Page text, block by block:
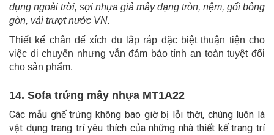
dụng ngoài trời, sợi nhựa giả mây dạng tròn, nệm, gối bông
gòn, vải trượt nước VN.
Thiết kế chân đế xích đu lắp ráp đặc biệt thuận tiện cho
việc di chuyển nhưng vẫn đảm bảo tính an toàn tuyệt đối
cho sản phẩm.
14. Sofa trứng mây nhựa MT1A22
Các mẫu ghế trứng không bao giờ bị lỗi thời, chúng luôn là
vật dụng trang trí yêu thích của những nhà thiết kế trang trí